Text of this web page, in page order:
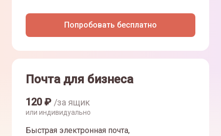
Попробовать бесплатно
Почта для бизнеса
120₽ /за ящик
или индивидуально
Быстрая электронная почта,